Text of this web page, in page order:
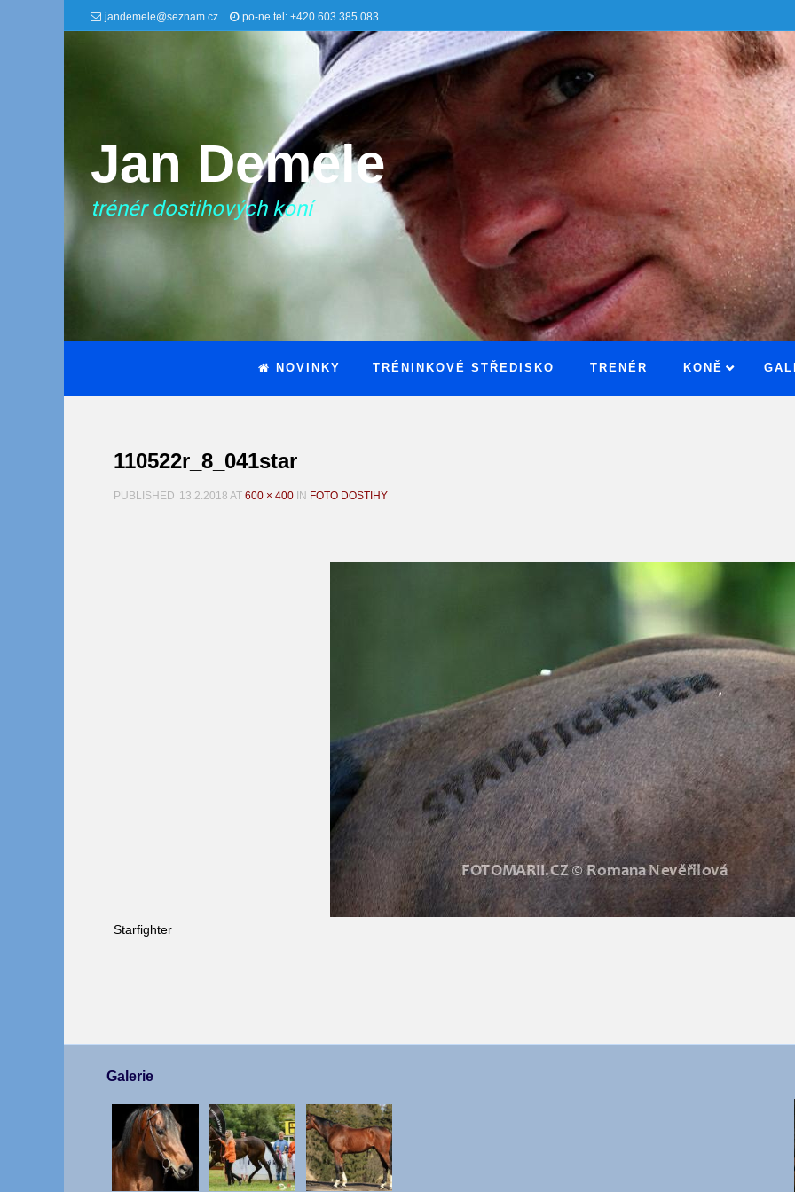
jandemele@seznam.cz po-ne tel: +420 603 385 083
Jan Demele
trénér dostihových koní
NOVINKY TRÉNINKOVÉ STŘEDISKO TRENÉR KONĚ
110522r_8_041star
PUBLISHED 13.2.2018 AT 600 × 400 IN FOTO DOSTIHY
Starfighter
Galerie